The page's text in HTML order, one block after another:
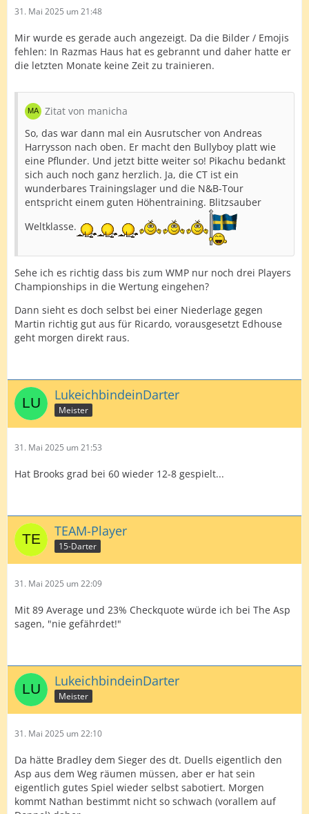
31. Mai 2025 um 21:48
Mir wurde es gerade auch angezeigt. Da die Bilder / Emojis
fehlen: In Razmas Haus hat es gebrannt und daher hatte er
die letzten Monate keine Zeit zu trainieren.
Zitat von manicha
So, das war dann mal ein Ausrutscher von Andreas
Harrysson nach oben. Er macht den Bullyboy platt wie
eine Pflunder. Und jetzt bitte weiter so! Pikachu bedankt
sich auch noch ganz herzlich. Ja, die CT ist ein
wunderbares Trainingslager und die N&B-Tour
entspricht einem guten Höhentraining. Blitzsauber
Weltklasse.
Sehe ich es richtig dass bis zum WMP nur noch drei Players
Championships in die Wertung eingehen?
Dann sieht es doch selbst bei einer Niederlage gegen
Martin richtig gut aus für Ricardo, vorausgesetzt Edhouse
geht morgen direkt raus.
LukeichbindeinDarter
Meister
31. Mai 2025 um 21:53
Hat Brooks grad bei 60 wieder 12-8 gespielt...
TEAM-Player
15-Darter
31. Mai 2025 um 22:09
Mit 89 Average und 23% Checkquote würde ich bei The Asp
sagen, "nie gefährdet!"
LukeichbindeinDarter
Meister
31. Mai 2025 um 22:10
Da hätte Bradley dem Sieger des dt. Duells eigentlich den
Asp aus dem Weg räumen müssen, aber er hat sein
eigentlich gutes Spiel wieder selbst sabotiert. Morgen
kommt Nathan bestimmt nicht so schwach (vorallem auf